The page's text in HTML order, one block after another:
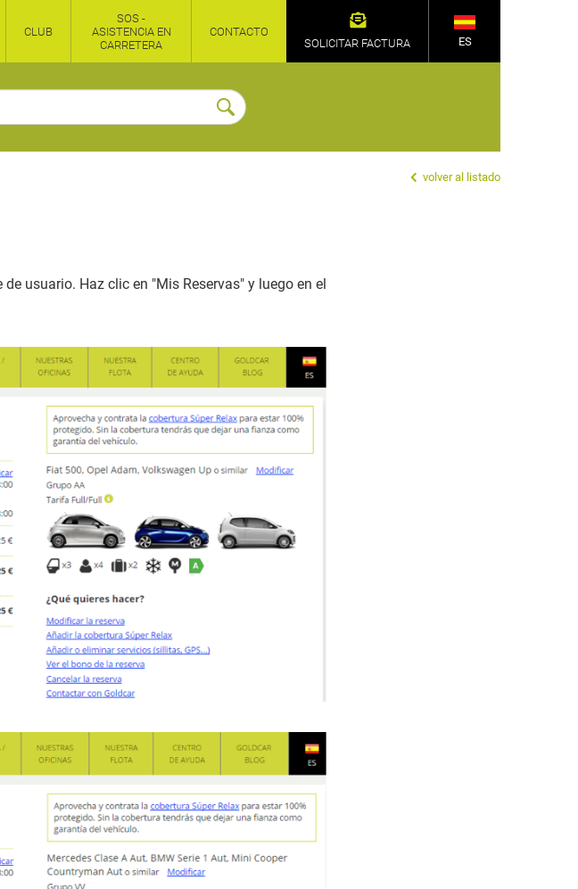
CLUB
SOS -
ASISTENCIA EN
CARRETERA
CONTACTO
SOLICITAR FACTURA
ES
volver al listado
usuario. Haz clic en "Mis Reservas" y luego en el